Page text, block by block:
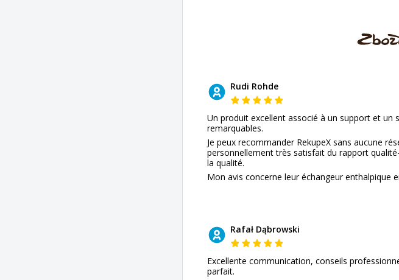
Rudi Rohde
Un produit excellent associé à un support et un
remarquables.
Je peux recommander RekupeX sans aucune
personnellement très satisfait du rapport
la qualité.
Mon avis concerne leur échangeur enthalpique
Rafał Dąbrowski
Excellente communication, conseils
parfait.